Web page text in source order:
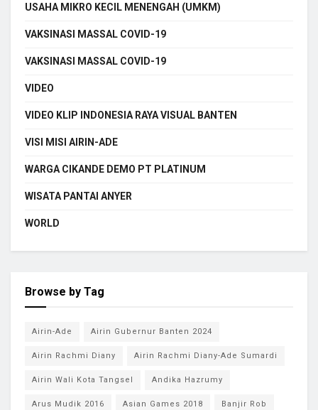
USAHA MIKRO KECIL MENENGAH (UMKM)
VAKSINASI MASSAL COVID-19
VAKSINASI MASSAL COVID-19
VIDEO
VIDEO KLIP INDONESIA RAYA VISUAL BANTEN
VISI MISI AIRIN-ADE
WARGA CIKANDE DEMO PT PLATINUM
WISATA PANTAI ANYER
WORLD
Browse by Tag
Airin-Ade Airin Gubernur Banten 2024
Airin Rachmi Diany Airin Rachmi Diany-Ade Sumardi
Airin Wali Kota Tangsel Andika Hazrumy
Arus Mudik 2016 Asian Games 2018 Banjir Rob